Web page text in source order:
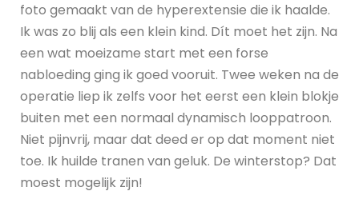
foto gemaakt van de hyperextensie die ik haalde.
Ik was zo blij als een klein kind. Dít moet het zijn. Na
een wat moeizame start met een forse
nabloeding ging ik goed vooruit. Twee weken na de
operatie liep ik zelfs voor het eerst een klein blokje
buiten met een normaal dynamisch looppatroon.
Niet pijnvrij, maar dat deed er op dat moment niet
toe. Ik huilde tranen van geluk. De winterstop? Dat
moest mogelijk zijn!